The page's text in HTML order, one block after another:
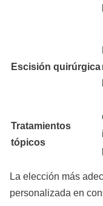
Escisión quirúrgica
Tratamientos
tópicos
La elección más
personalizada en